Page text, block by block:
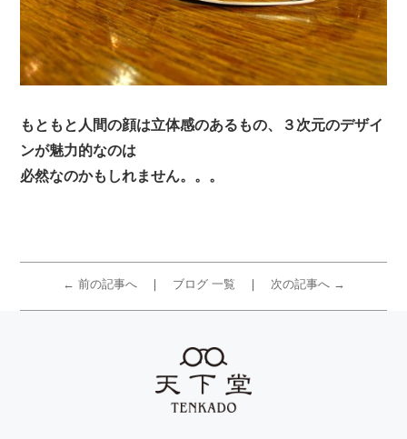
もともと人間の顔は立体感のあるもの、３次元のデザイ
ンが魅力的なのは
必然なのかもしれません。。。
← 前の記事へ ブログ 一覧 次の記事へ →